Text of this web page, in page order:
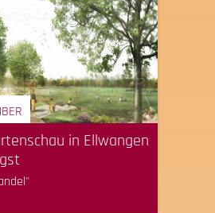
in Ellwangen